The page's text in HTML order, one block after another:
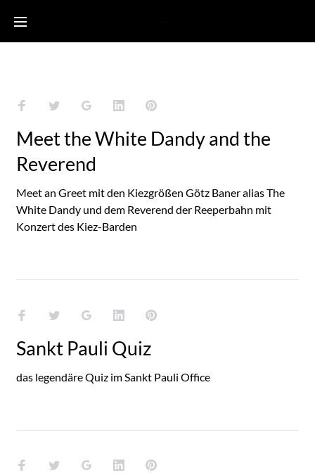
content
FacebookTwitterGoogle+ LinkedInPinterest
Meet the White Dandy and the
Reverend
Meet an Greet mit den Kiezgrößen Götz Baner alias The
White Dandy und dem Reverend der Reeperbahn mit
Konzert des Kiez-Barden
FacebookTwitterGoogle+LinkedInPinterest
Sankt Pauli Quiz
das legendäre Quiz im Sankt Pauli Office
FacebookTwitterGoogle+ LinkedInPinterest